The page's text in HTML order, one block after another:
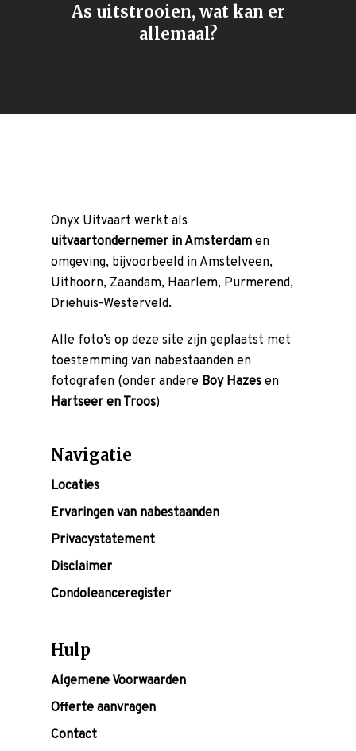
As uitstrooien, wat kan er
allemaal?
Onyx Uitvaart werkt als
uitvaartondernemer in Amsterdam en
omgeving, bijvoorbeeld in Amstelveen,
Uithoorn, Zaandam, Haarlem, Purmerend,
Driehuis-Westerveld.
Alle foto’s op deze site zijn geplaatst met
toestemming van nabestaanden en
fotografen (onder andere Boy Hazes en
Hartseer en Troos)
Navigatie
Locaties
Ervaringen van nabestaanden
Privacystatement
Disclaimer
Condoleanceregister
Hulp
Algemene Voorwaarden
Offerte aanvragen
Contact